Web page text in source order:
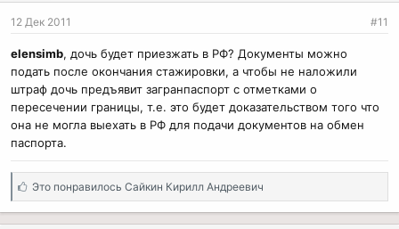
12 Дек 2011 #11
elensimb, дочь будет приезжать в РФ? Документы можно
подать после окончания стажировки, а чтобы не наложили
штраф дочь предъявит загранпаспорт с отметками о
пересечении границы, т.е. это будет доказательством того что
она не могла выехать в РФ для подачи документов на обмен
паспорта.
С
и
Это понравилось Сайкин Кирилл Андреевич